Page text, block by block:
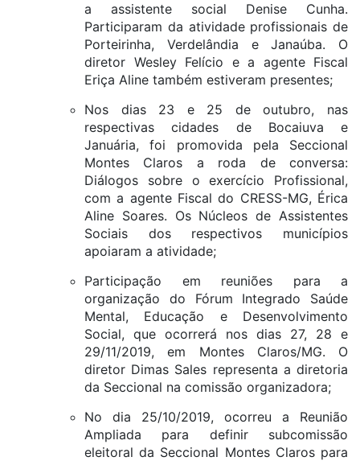
a assistente social Denise Cunha.
Participaram da atividade profissionais de
Porteirinha, Verdelândia e Janaúba. O
diretor Wesley Felício e a agente Fiscal
Eriça Aline também estiveram presentes;
Nos dias 23 e 25 de outubro, nas
respectivas cidades de Bocaiuva e
Januária, foi promovida pela Seccional
Montes Claros a roda de conversa:
Diálogos sobre o exercício Profissional,
com a agente Fiscal do CRESS-MG, Érica
Aline Soares. Os Núcleos de Assistentes
Sociais dos respectivos municípios
apoiaram a atividade;
Participação em reuniões para a
organização do Fórum Integrado Saúde
Mental, Educação e Desenvolvimento
Social, que ocorrerá nos dias 27, 28 e
29/11/2019, em Montes Claros/MG. O
diretor Dimas Sales representa a diretoria
da Seccional na comissão organizadora;
No dia 25/10/2019, ocorreu a Reunião
Ampliada para definir subcomissão
eleitoral da Seccional Montes Claros para